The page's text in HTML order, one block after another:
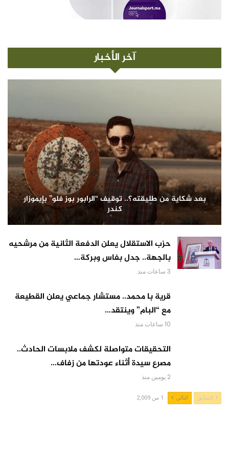
آخر الأخبار
بعد شكاية من طليقته؟.. توقيف “الرابور بوز فلو” بإيموزار
كندر
حزب الاستقلال يعلن الدفعة الثانية من مرشحيه
بالجهة.. جدل بفاس وبركة…
3 ساعات منذ
قرية با محمد.. مستشار جماعي يعلن القطيعة
مع “البام” وينتقد…
10 ساعات منذ
التحقيقات متواصلة لكشف ملابسات الحادث..
مصرع سيدة أثناء عودتها من زفاف…
2 يومين منذ
السابق التالي 1 من 2,009